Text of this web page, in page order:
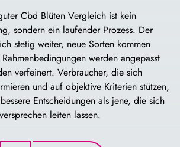
Cbd Blüten Vergleich ist kein
sondern ein laufender Prozess. Der
stetig weiter, neue Sorten kommen
werden angepasst
verfeinert. Verbraucher, die sich
und auf objektive Kriterien stützen,
Entscheidungen als jene, die sich
leiten lassen.